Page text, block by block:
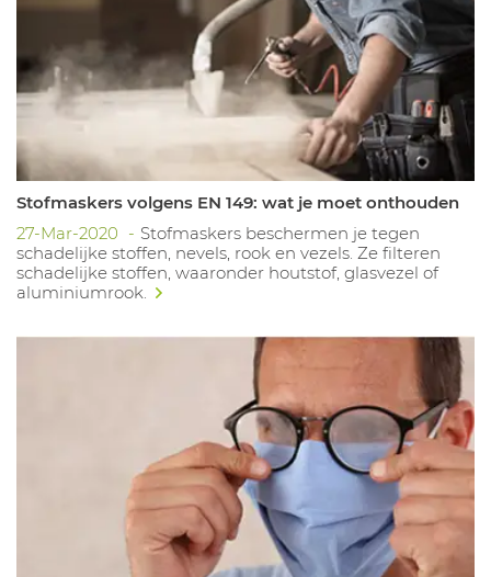
Stofmaskers volgens EN 149: wat je moet onthouden
27-Mar-2020
Stofmaskers beschermen je tegen
schadelijke stoffen, nevels, rook en vezels. Ze filteren
schadelijke stoffen, waaronder houtstof, glasvezel of
aluminiumrook.